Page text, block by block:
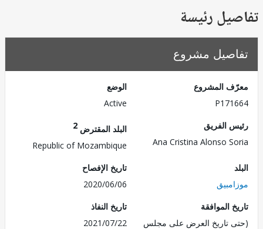
رئيسة
مشروع
المشروع
الفريق
Ana Cristina Alonso
البلد المقترض
Republic of Mozambique
تاريخ الإفصاح
2020/06/06
الموافقة
تاريخ العرض على مجلس
تاريخ النفاذ
2021/07/22